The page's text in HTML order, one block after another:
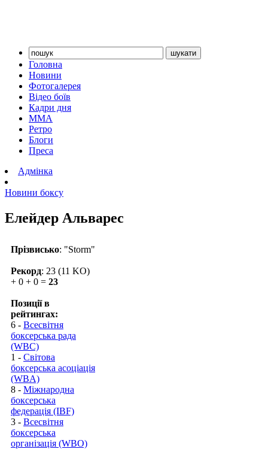
Головна
Новини
Фотогалерея
Відео боїв
Кадри дня
ММА
Ретро
Блоги
Преса
Адмінка
Новини боксу
Елейдер Альварес
Прізвисько: "Storm"
Рекорд: 23 (11 KO)
+ 0 + 0 = 23
Позиції в
рейтингах:
6 - Всесвітня
боксерська рада
(WBC)
1 - Світова
боксерська асоціація
(WBA)
8 - Міжнародна
боксерська
федерація (IBF)
3 - Всесвітня
боксерська
організація (WBO)